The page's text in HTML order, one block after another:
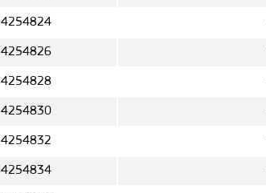
4254824
4254826
4254828
4254830
4254832
4254834